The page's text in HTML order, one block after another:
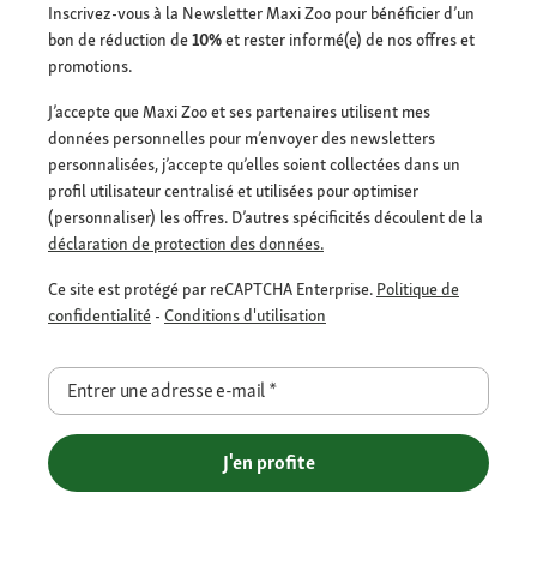
Inscrivez-vous à la Newsletter Maxi Zoo pour bénéficier d’un
bon de réduction de10%et rester informé(e) de nos offres et
promotions.
J’accepte que Maxi Zoo et ses partenaires utilisent mes
données personnelles pour m’envoyer des newsletters
personnalisées, j’accepte qu’elles soient collectées dans un
profil utilisateur centralisé et utilisées pour optimiser
(personnaliser) les offres. D’autres spécificités découlent de la
déclaration de protection des données.
Ce site est protégé par reCAPTCHA Enterprise. Politique de
confidentialité - Conditions d'utilisation
Entrer une adresse e-mail*
J'en profite